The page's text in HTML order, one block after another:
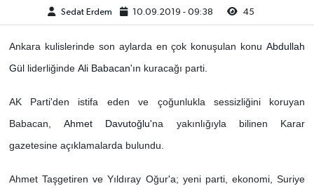
Sedat Erdem 10.09.2019 - 09:38 45
Ankara kulislerinde son aylarda en çok konuşulan konuAbdullah
Gülliderliğinde Ali Babacan'ın kuracağı parti.
AK Parti'den istifa eden ve çoğunlukla sessizliğini koruyan
Babacan,Ahmet Davutoğlu'na yakınlığıyla bilinen Karar
gazetesine açıklamalarda bulundu.
Ahmet Taşgetiren ve Yıldıray Oğur'a; yeni parti, ekonomi, Suriye